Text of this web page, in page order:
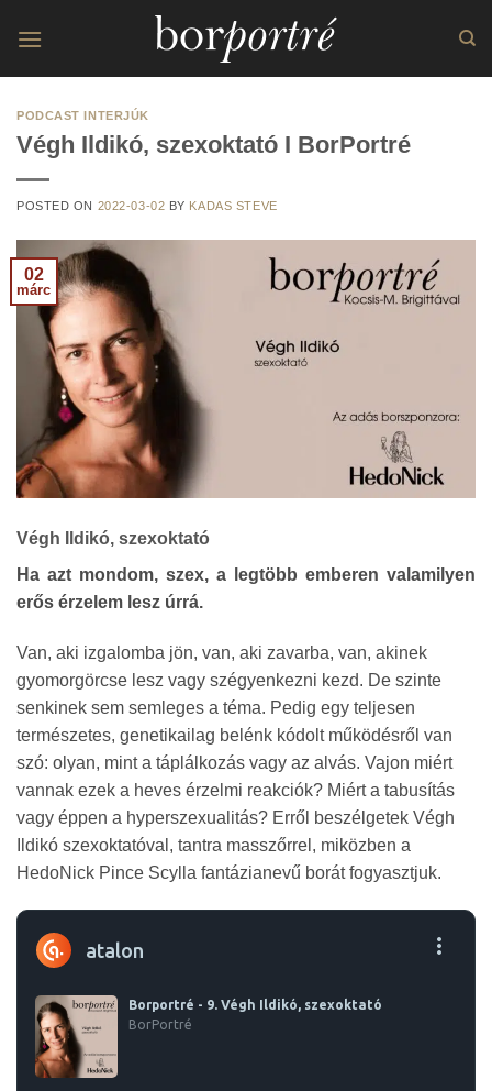
PODCAST INTERJÚK
Végh Ildikó, szexoktató I BorPortré
POSTED ON 2022-03-02 BY KADAS STEVE
02
márc
Végh Ildikó, szexoktató
Ha azt mondom, szex, a legtöbb emberen valamilyen
erős érzelem lesz úrrá.
Van, aki izgalomba jön, van, aki zavarba, van, akinek
gyomorgörcse lesz vagy szégyenkezni kezd. De szinte
senkinek sem semleges a téma. Pedig egy teljesen
természetes, genetikailag belénk kódolt működésről van
szó: olyan, mint a táplálkozás vagy az alvás. Vajon miért
vannak ezek a heves érzelmi reakciók? Miért a tabusítás
vagy éppen a hyperszexualitás? Erről beszélgetek Végh
Ildikó szexoktatóval, tantra masszőrrel, miközben a
HedoNick Pince Scylla fantázianevű borát fogyasztjuk.